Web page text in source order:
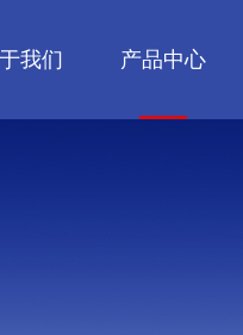
我们 产品中心